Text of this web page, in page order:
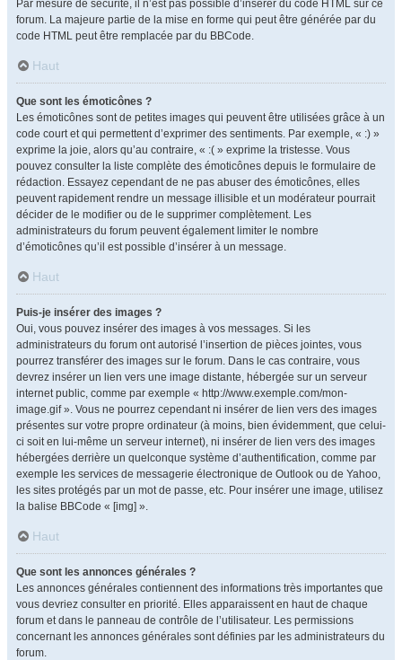
Par mesure de sécurité, il n’est pas possible d’insérer du code HTML sur ce
forum. La majeure partie de la mise en forme qui peut être générée par du
code HTML peut être remplacée par du BBCode.
Haut
Que sont les émoticônes ?
Les émoticônes sont de petites images qui peuvent être utilisées grâce à un
code court et qui permettent d’exprimer des sentiments. Par exemple, « :) »
exprime la joie, alors qu’au contraire, « :( » exprime la tristesse. Vous
pouvez consulter la liste complète des émoticônes depuis le formulaire de
rédaction. Essayez cependant de ne pas abuser des émoticônes, elles
peuvent rapidement rendre un message illisible et un modérateur pourrait
décider de le modifier ou de le supprimer complètement. Les
administrateurs du forum peuvent également limiter le nombre
d’émoticônes qu’il est possible d’insérer à un message.
Haut
Puis-je insérer des images ?
Oui, vous pouvez insérer des images à vos messages. Si les
administrateurs du forum ont autorisé l’insertion de pièces jointes, vous
pourrez transférer des images sur le forum. Dans le cas contraire, vous
devrez insérer un lien vers une image distante, hébergée sur un serveur
internet public, comme par exemple « http://www.exemple.com/mon-
image.gif ». Vous ne pourrez cependant ni insérer de lien vers des images
présentes sur votre propre ordinateur (à moins, bien évidemment, que celui-
ci soit en lui-même un serveur internet), ni insérer de lien vers des images
hébergées derrière un quelconque système d’authentification, comme par
exemple les services de messagerie électronique de Outlook ou de Yahoo,
les sites protégés par un mot de passe, etc. Pour insérer une image, utilisez
la balise BBCode « [img] ».
Haut
Que sont les annonces générales ?
Les annonces générales contiennent des informations très importantes que
vous devriez consulter en priorité. Elles apparaissent en haut de chaque
forum et dans le panneau de contrôle de l’utilisateur. Les permissions
concernant les annonces générales sont définies par les administrateurs du
forum.